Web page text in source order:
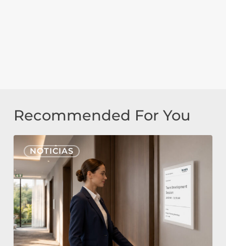
Recommended For You
NOTICIAS
Nonius
Signage
Cloud
y
E-
Paper
para